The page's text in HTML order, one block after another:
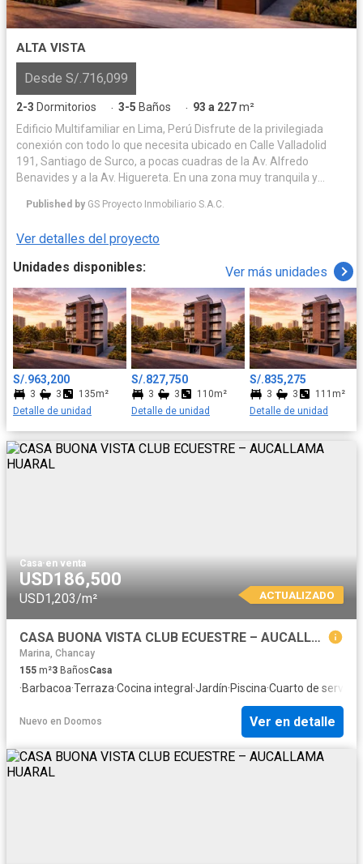
ALTA VISTA
Desde S/.716,099
2-3 Dormitorios · 3-5 Baños · 93 a 227m²
Edificio Multifamiliar en Lima, Perú Disfrute de la privilegiada
conexión con todo lo que necesita ubicado en Calle Valladolid
191, Santiago de Surco, a pocas cuadras de la Av. Alfredo
Benavides y a la Av. Higuereta. En una zona muy tranquila y
tranquilidad con la conveniencia. Imagine vivir donde los parques,
una extensión natural de su día a día. Esta es la ubicación
perfecta para construir los recuerdos más valiosos de su familia,
con la ciudad a sus pies y la comodidad de siempre tenerlo todo
cerca.
Published by GS Proyecto Inmobiliario S.A.C.
Ver detalles del proyecto
Unidades disponibles:
Ver más unidades
S/.963,200
3 3
135m²
Detalle de unidad
S/.827,750
3 3
110m²
Detalle de unidad
S/.835,275
3 3
111m²
Detalle de unidad
Casa·en venta
USD186,500
USD1,203/m² ACTUALIZADO
CASA BUONA VISTA CLUB ECUESTRE – AUCALLAMA HUARAL
Marina, Chancay
155 m²3 BañosCasa
·Barbacoa·Terraza·Cocina integral ·Jardín·Piscina·Cuarto de servicio
Nuevo en Doomos Ver en detalle